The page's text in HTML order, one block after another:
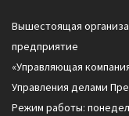
Вышестоящая
предприятие
«Управляющая
Управления делами
Режим работы: